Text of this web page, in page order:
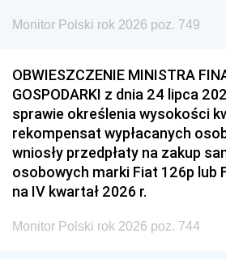
Monitor Polski rok 2026 poz. 749
OBWIESZCZENIE MINISTRA
GOSPODARKI z dnia 24 lipca
sprawie określenia wysokości
rekompensat wypłacanych
wniosły przedpłaty na zakup
osobowych marki Fiat 126p lub
na IV kwartał 2026 r.
Monitor Polski rok 2026 poz. 744